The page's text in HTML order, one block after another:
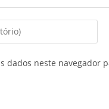
dados neste navegador